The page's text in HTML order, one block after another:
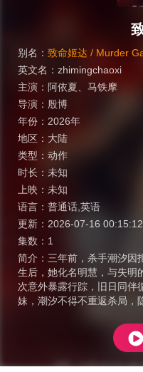
别名： 致命姬达‎ / Murder
英文名： zhimingchaoxi
主演： 阿依夏
马铁摩
导演： 殷博
年份： 2026年
地区： 大陆
类型： 动作
时长： 未知
上映： 未知
语言： 普通话,英语
更新： 2026-07-16 00:15:12
集数： 1
简介： 三年前，杀手潮汐因
生后，她化名明慧，与失明
次意外暴露行踪，旧日同伴
妹，潮汐不得不重返杀局，